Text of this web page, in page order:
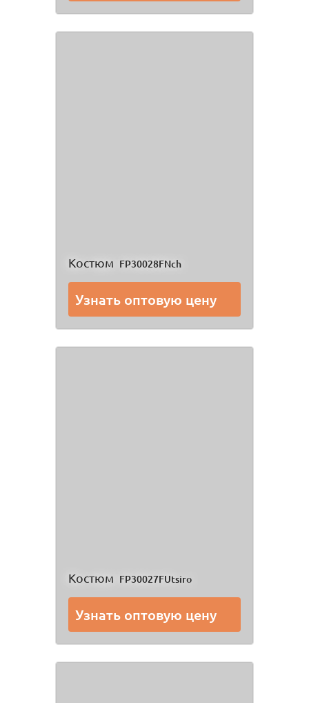
Костюм FP30028FNch
Узнать оптовую цену
Костюм FP30027FUtsiro
Узнать оптовую цену